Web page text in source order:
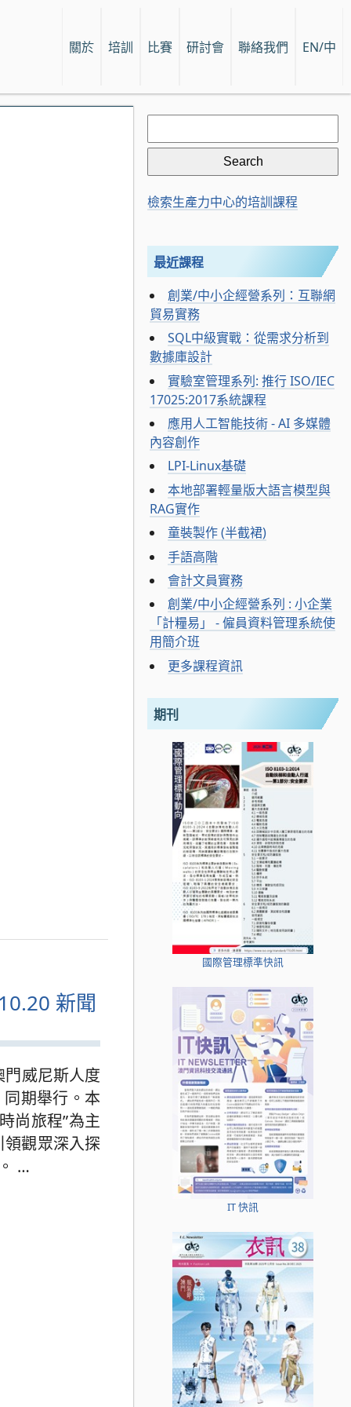
關於 培訓 比賽 研討會 聯絡我們 EN/中
新聞
門威尼斯人度
期舉行。本
尚旅程”為主
觀眾深入探
…
Search
for:
檢索生產力中心的培訓課程
最近課程
創業/中小企經營系列：互聯網
貿易實務
SQL中級實戰：從需求分析到
數據庫設計
實驗室管理系列: 推行 ISO/IEC
17025:2017系統課程
應用人工智能技術 - AI 多媒體
內容創作
LPI-Linux基礎
本地部署輕量版大語言模型與
RAG實作
童裝製作 (半截裙)
手語高階
會計文員實務
創業/中小企經營系列 : 小企業
「計糧易」 - 僱員資料管理系統使
用簡介班
更多課程資訊
期刊
國際管理標準快訊
IT 快訊